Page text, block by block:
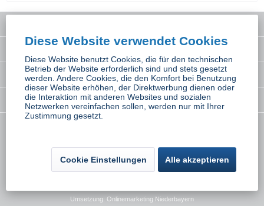
Rechtliches
Newsletter
anders beschrieben
Umsetzung: Onlinemarketing Niederbayern
Diese Website verwendet Cookies
Diese Website benutzt Cookies, die für den technischen
Betrieb der Website erforderlich sind und stets gesetzt
werden. Andere Cookies, die den Komfort bei Benutzung
dieser Website erhöhen, der Direktwerbung dienen oder
die Interaktion mit anderen Websites und sozialen
Netzwerken vereinfachen sollen, werden nur mit Ihrer
Zustimmung gesetzt.
Cookie Einstellungen Alle akzeptieren